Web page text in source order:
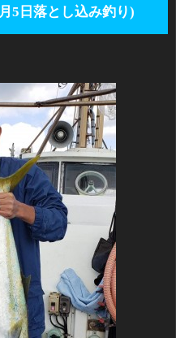
5日落とし込み釣り)